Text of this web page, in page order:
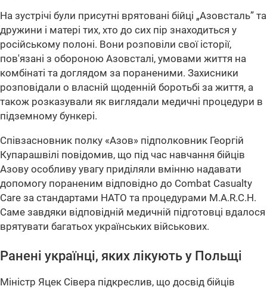
На зустрічі були присутні врятовані бійці „Азовсталь” та
дружини і матері тих, хто до сих пір знаходиться у
російському полоні. Вони розповіли свої історії,
пов'язані з обороною Азовсталі, умовами життя на
комбінаті та доглядом за пораненими. Захисники
розповідали о власній щоденній боротьбі за життя, а
також розказували як виглядали медичні процедури в
підземному бункері.
Співзасновник полку «Азов» підполковник Георгій
Купарашвілі повідомив, що під час навчання бійців
Азову особливу увагу приділяли вмінню надавати
допомогу пораненим відповідно до Combat Casualty
Care за стандартами НАТО та процедурами M.A.R.C.H.
Саме завдяки відповідній медичній підготовці вдалося
врятувати багатьох українських військових.
Ранені українці, яких лікують у Польщі
Міністр Яцек Сівера підкреслив, що досвід бійців